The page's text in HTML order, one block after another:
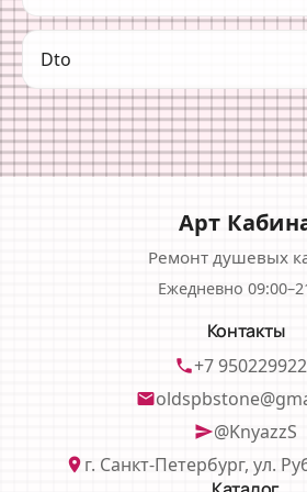
Dto
Арт
Ремонт душевых
Ежедневно
Контакты
phone+7
email
send@KnyazzS
location_on г. Санкт-Петербург, ул.